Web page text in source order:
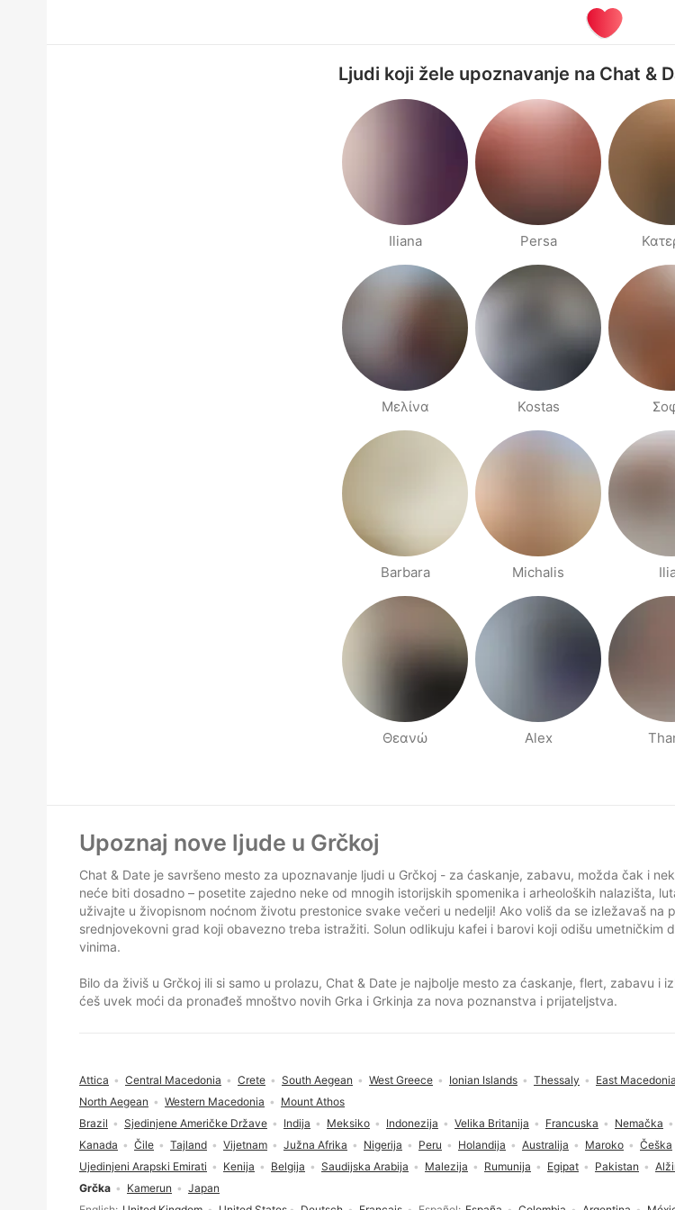
Ljudi koji žele upoznavanje na Chat &
Iliana Persa
Μελίνα Kostas
Barbara Michalis
Θεανώ Alex
Upoznaj nove ljude u Grčkoj
Chat & Date je savršeno mesto za upoznavanje ljudi u Grčkoj - za ćaskanje, zabavu, možda čak i
neće biti dosadno – posetite zajedno neke od mnogih istorijskih spomenika i arheoloških nalazišta,
uživajte u živopisnom noćnom životu prestonice svake večeri u nedelji! Ako voliš da se izležavaš na
srednjovekovni grad koji obavezno treba istražiti. Solun odlikuju kafei i barovi koji odišu
vinima.
Bilo da živiš u Grčkoj ili si samo u prolazu, Chat & Date je najbolje mesto za ćaskanje, flert, zabavu
ćeš uvek moći da pronađeš mnoštvo novih Grka i Grkinja za nova poznanstva i prijateljstva.
Brazil Sjedinjene Američke Države Indija Meksiko Indonezija Velika Britanija Francuska Nemačka
Kanada
Čile Tajland Vijetnam Južna Afrika Nigerija Peru Holandija Australija Maroko Češka
Ujedinjeni Arapski Emirati
Kenija Belgija Saudijska Arabija Malezija Rumunija Egipat Pakistan
Grčka
Kamerun Japan
Attica Central Macedonia Crete South Aegean West Greece Ionian Islands Thessaly East
North Aegean
Western Macedonia Mount Athos